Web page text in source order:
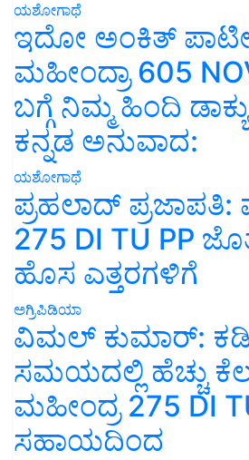
ಯಶೋಗಾಥೆ
ಇದೋ ಅಂಕಿತ್
ಮಹೀಂದ್ರಾ 605
ಬಗ್ಗೆ ನಿಮ್ಮ ಹಿಂದಿ
ಕನ್ನಡ ಅನುವಾದ:
ಯಶೋಗಾಥೆ
ಪ್ರಹಲಾದ್ ಪ್ರಜಾಪತಿ:
275 DI TU PP
ಹೊಸ ಎತ್ತರಗಳಿಗೆ
ಅಗ್ರಿಪಿಡಿಯಾ
ವಿಮಲ್ ಕುಮಾರ್:
ಸಮಯದಲ್ಲಿ ಹೆಚ್ಚು
ಮಹೀಂದ್ರ 275 DI
ಸಹಾಯದಿಂದ